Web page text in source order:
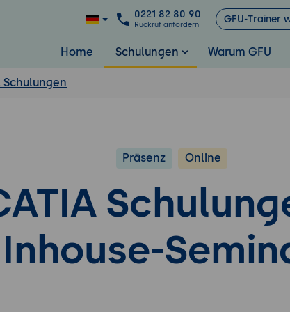
0221 82 80 90
Rückruf anfordern GFU-Trainer
Home Schulungen Warum GFU
Schulungen
Präsenz Online
Inhouse-